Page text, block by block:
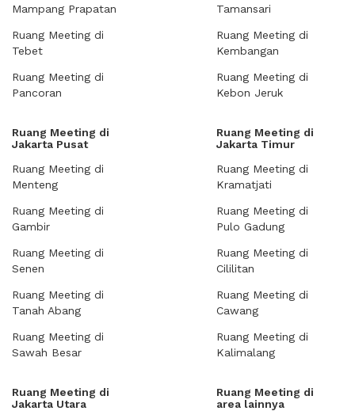
Mampang Prapatan
Ruang Meeting di
Tebet
Ruang Meeting di
Pancoran
Tamansari
Ruang Meeting di
Kembangan
Ruang Meeting di
Kebon Jeruk
Ruang Meeting di
Jakarta Pusat
Ruang Meeting di
Menteng
Ruang Meeting di
Gambir
Ruang Meeting di
Senen
Ruang Meeting di
Tanah Abang
Ruang Meeting di
Sawah Besar
Ruang Meeting di
Jakarta Timur
Ruang Meeting di
Kramatjati
Ruang Meeting di
Pulo Gadung
Ruang Meeting di
Cililitan
Ruang Meeting di
Cawang
Ruang Meeting di
Kalimalang
Ruang Meeting di
Jakarta Utara
Ruang Meeting di
area lainnya